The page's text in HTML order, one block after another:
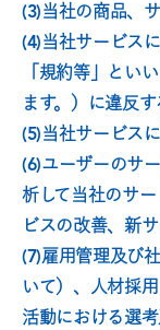
(3)当社の商品、
(4)当社サービス
「規約等」といい
ます。）に違反
(5)当社サービス
(6)ユーザーのサ
析して当社のサー
ビスの改善、新
(7)雇用管理及び
いて）、人材採用
活動における選